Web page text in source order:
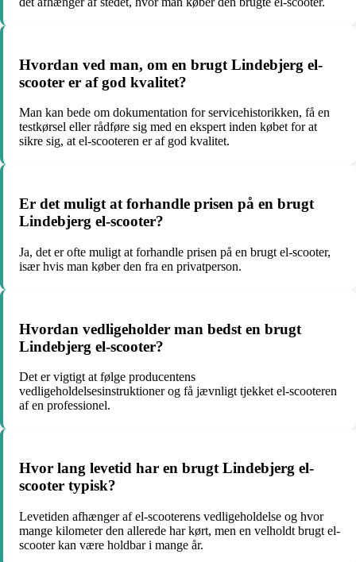
Hvordan ved man, om en brugt Lindebjerg el-
scooter er af god kvalitet?
Man kan bede om dokumentation for servicehistorikken, få en
testkørsel eller rådføre sig med en ekspert inden købet for at
sikre sig, at el-scooteren er af god kvalitet.
Er det muligt at forhandle prisen på en brugt
Lindebjerg el-scooter?
Ja, det er ofte muligt at forhandle prisen på en brugt el-scooter,
især hvis man køber den fra en privatperson.
Hvordan vedligeholder man bedst en brugt
Lindebjerg el-scooter?
Det er vigtigt at følge producentens
vedligeholdelsesinstruktioner og få jævnligt tjekket el-scooteren
af en professionel.
Hvor lang levetid har en brugt Lindebjerg el-
scooter typisk?
Levetiden afhænger af el-scooterens vedligeholdelse og hvor
mange kilometer den allerede har kørt, men en velholdt brugt el-
scooter kan være holdbar i mange år.